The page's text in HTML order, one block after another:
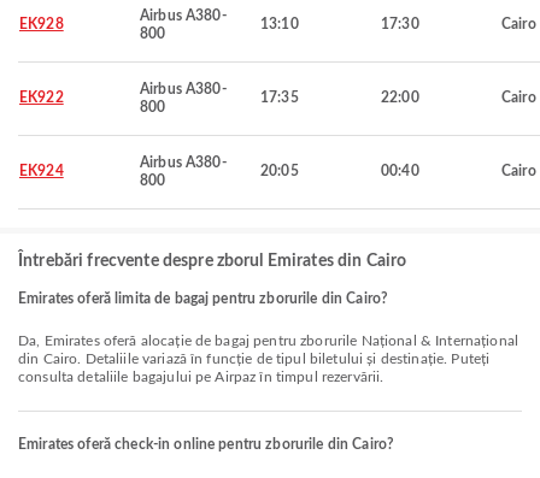
EK928
Airbus A380-
800
13:10 17:30 Cairo
EK922
Airbus A380-
800
17:35 22:00 Cairo
EK924
Airbus A380-
800
20:05 00:40 Cairo
Întrebări frecvente despre zborul Emirates din Cairo
Emirates oferă limita de bagaj pentru zborurile din Cairo?
Da, Emirates oferă alocație de bagaj pentru zborurile Național & Internațional
din Cairo. Detaliile variază în funcție de tipul biletului și destinație. Puteți
consulta detaliile bagajului pe Airpaz în timpul rezervării.
Emirates oferă check-in online pentru zborurile din Cairo?